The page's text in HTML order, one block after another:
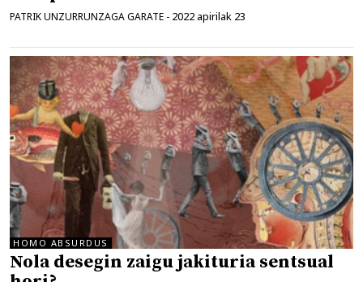
PATRIK UNZURRUNZAGA GARATE - 2022 apirilak 23
HOMO ABSURDUS
Nola desegin zaigu jakituria sentsual